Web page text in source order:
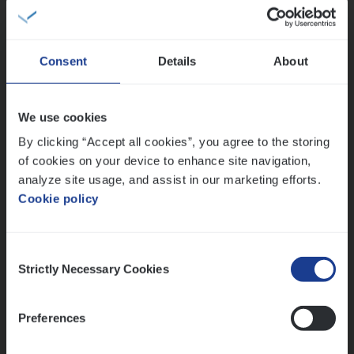
Consent Details About
We use cookies
By clicking “Accept all cookies”, you agree to the storing
of cookies on your device to enhance site navigation,
analyze site usage, and assist in our marketing efforts.
Cookie policy
Selection
Strictly Necessary Cookies
Preferences
IT, Change & Innovation
Claims­hand­ler Fleet
Claims Management
Antwerpen
Meer dan collega’s: hoe Julie en Aurélie elkaar
Mathias houdt van diepgaande dossiers én droge